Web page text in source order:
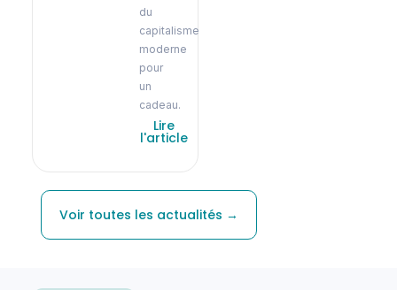
du
capitalisme
moderne
pour
un
cadeau.
Lire
l'article
Voir toutes les actualités →